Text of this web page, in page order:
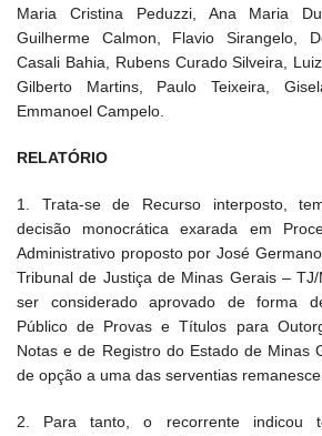
Maria Cristina Peduzzi, Ana Maria
Guilherme Calmon, Flavio Sirangelo,
Casali Bahia, Rubens Curado Silveira,
Gilberto Martins, Paulo Teixeira,
Emmanoel Campelo.
RELATÓRIO
1. Trata-se de Recurso interposto,
decisão monocrática exarada em
Administrativo proposto por José
Tribunal de Justiça de Minas Gerais –
ser considerado aprovado de forma
Público de Provas e Títulos para
Notas e de Registro do Estado de Minas
de opção a uma das serventias
2. Para tanto, o recorrente indicou